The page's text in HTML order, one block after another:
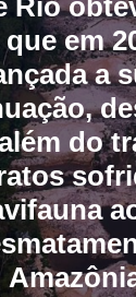
Rio
em
a
do